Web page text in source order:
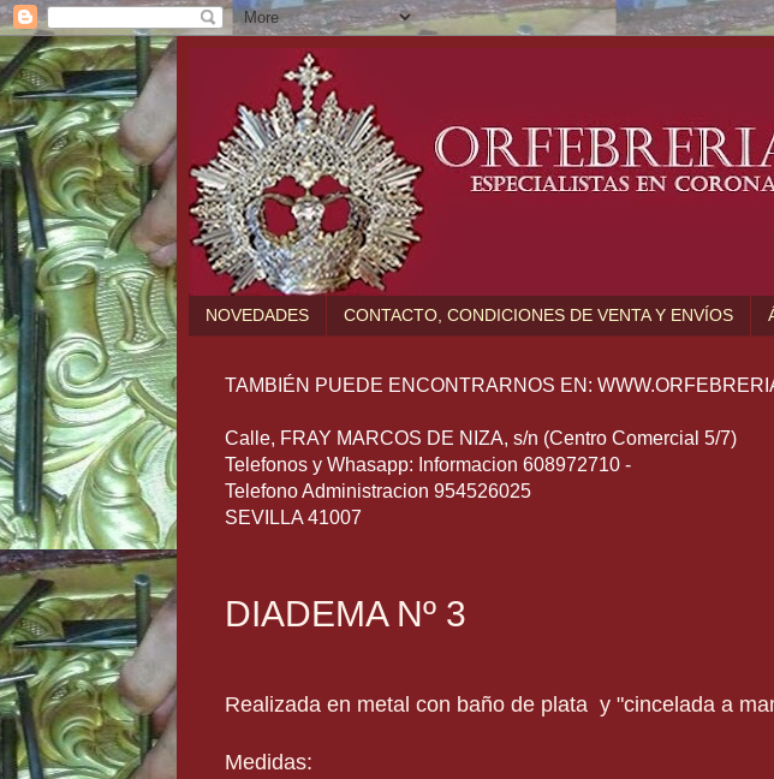
NOVEDADES CONTACTO, CONDICIONES DE VENTA Y ENVÍOS
TAMBIÉN PUEDE ENCONTRARNOS EN:
Calle, FRAY MARCOS DE NIZA, s/n (Centro Comercial 5/7)
Telefonos y Whasapp: Informacion 608972710 -
Telefono Administracion 954526025
SEVILLA 41007
DIADEMA Nº 3
Realizada en metal con baño de plata y "cincelada a
Medidas: